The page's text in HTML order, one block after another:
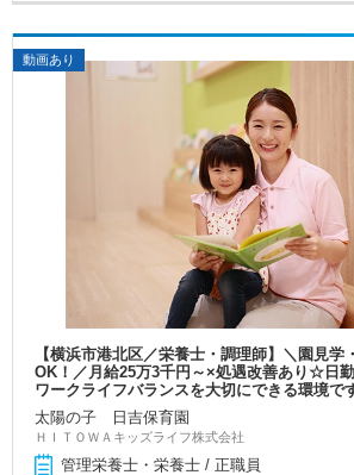
動画あり
【横浜市港北区／栄養士・調理師】＼園見学
OK！／月給25万3千円～×処遇改善あり☆日
ワークライフバランスを大切にできる環境で
太陽の子 日吉保育園
ＨＩＴＯＷＡキッズライフ株式会社
管理栄養士・栄養士 / 正職員